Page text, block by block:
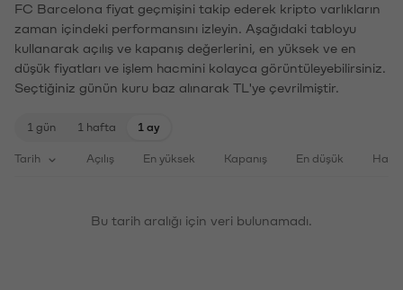
FC Barcelona fiyat geçmişini takip ederek kripto varlıkların
zaman içindeki performansını izleyin. Aşağıdaki tabloyu
kullanarak açılış ve kapanış değerlerini, en yüksek ve en
düşük fiyatları ve işlem hacmini kolayca görüntüleyebilirsiniz.
Seçtiğiniz günün kuru baz alınarak TL'ye çevrilmiştir.
1 gün 1 hafta 1 ay
Tarih Açılış En yüksek Kapanış En düşük
Bu tarih aralığı için veri bulunamadı.